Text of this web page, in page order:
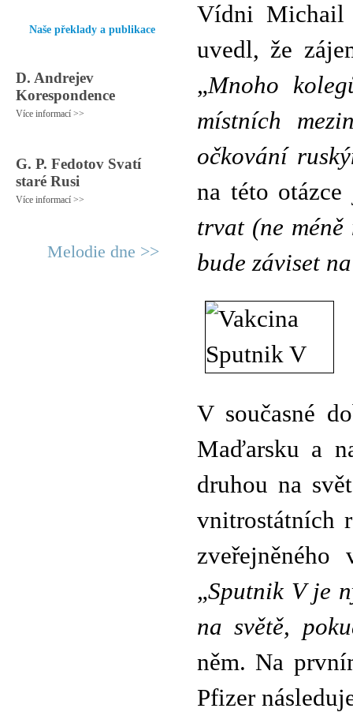
Naše překlady a publikace
D. Andrejev
Korespondence
Více informací >>
G. P. Fedotov Svatí
staré Rusi
Více informací >>
Melodie dne >>
Vídni Michail
uvedl, že
„Mnoho
místních
očkování
na této
trvat (ne méně
bude záviset
V současné
Maďarsku a
druhou na
vnitrostátních
„Sputnik V je
na světě,
něm. Na
Pfizer